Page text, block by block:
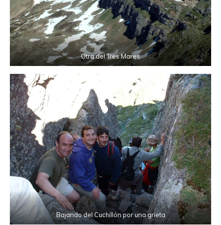
Otra del Tres Mares
Bajando del Cuchillón por una grieta